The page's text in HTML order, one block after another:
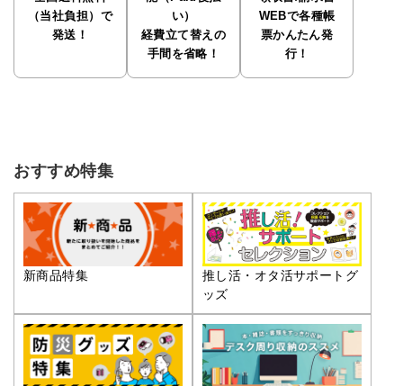
（当社負担）で
発送！
い）
経費立て替えの
手間を省略！
WEBで各種帳
票かんたん発
行！
おすすめ特集
新商品特集
推し活・オタ活サポートグ
ッズ